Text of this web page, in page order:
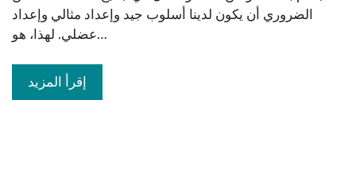
الضروري أن يكون لدينا أسلوب جيد وإعداد مثالي وإعداد
عضلي. لهذا، هو…
إقرأ المزيد